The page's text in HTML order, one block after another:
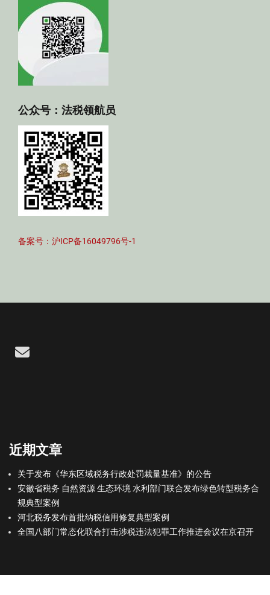
公众号：法税领航员
备案号：沪ICP备16049796号-1
Email
近期文章
关于发布《华东区域税务行政处罚裁量基准》的公告
安徽省税务 自然资源 生态环境 水利部门联合发布绿色转型税务合
规典型案例
河北税务发布首批纳税信用修复典型案例
全国八部门常态化联合打击涉税违法犯罪工作推进会议在京召开